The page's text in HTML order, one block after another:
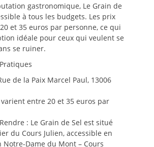
gastronomique, Le Grain de
à tous les budgets. Les prix
et 35 euros par personne, ce qui
idéale pour ceux qui veulent se
se ruiner.
de la Paix Marcel Paul, 13006
varient entre 20 et 35 euros par
: Le Grain de Sel est situé
du Cours Julien, accessible en
Notre-Dame du Mont – Cours